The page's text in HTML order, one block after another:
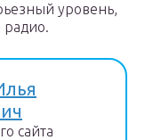
уровень,
радио.
сайта